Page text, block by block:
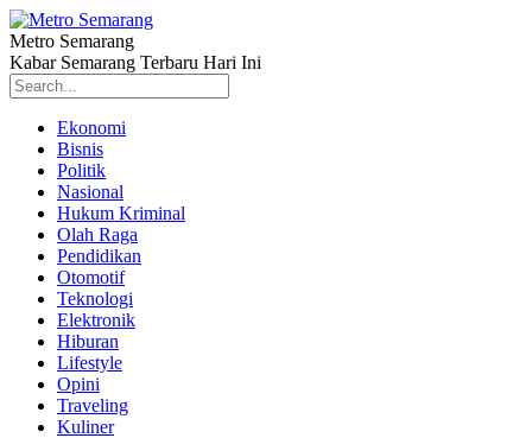
Metro Semarang
Kabar Semarang Terbaru Hari Ini
Ekonomi
Bisnis
Politik
Nasional
Hukum Kriminal
Olah Raga
Pendidikan
Otomotif
Teknologi
Elektronik
Hiburan
Lifestyle
Opini
Traveling
Kuliner